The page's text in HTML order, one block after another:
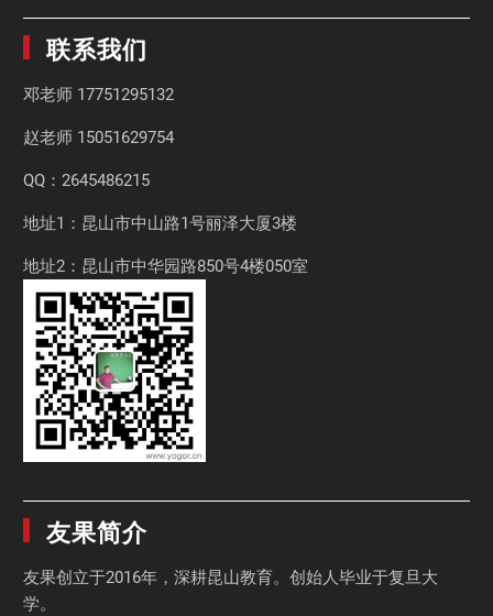
联系我们
邓老师 17751295132
赵老师 15051629754
QQ：2645486215
地址1：昆山市中山路1号丽泽大厦3楼
地址2：昆山市中华园路850号4楼050室
友果简介
友果创立于2016年，深耕昆山教育。创始人毕业于复旦大
学。